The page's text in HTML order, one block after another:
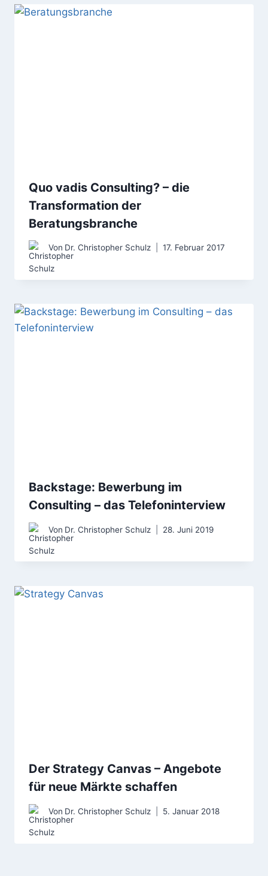
Quo vadis Consulting? – die
Transformation der
Beratungsbranche
Von Dr. Christopher Schulz 17. Februar 2017
Backstage: Bewerbung im
Consulting – das Telefoninterview
Von Dr. Christopher Schulz 28. Juni 2019
Der Strategy Canvas – Angebote
für neue Märkte schaffen
Von Dr. Christopher Schulz 5. Januar 2018